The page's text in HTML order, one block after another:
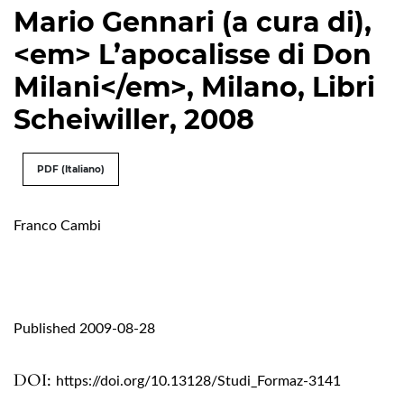
Mario Gennari (a cura di),
<em> L’apocalisse di Don
Milani</em>, Milano, Libri
Scheiwiller, 2008
PDF (Italiano)
Franco Cambi
DOI: https://doi.org/10.13128/Studi_Formaz-3141
Published 2009-08-28